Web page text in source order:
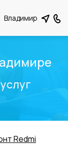
Владимир
Redmi